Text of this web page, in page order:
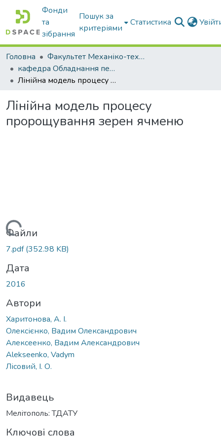
Фонди
та
зібрання
Пошук за
критеріями
Статистика
Головна
Факультет Механіко-технологічний
кафедра Обладнання переробних і харчових виробництв ім. професора Ф.Ю. Ялпачика
Лінійна модель процесу пророщування зерен ячменю
Лінійна модель процесу
пророщування зерен ячменю
Вантажиться...
Файли
7.pdf(352.98 KB)
Дата
2016
Автори
Харитонова, А. І.
Олексієнко, Вадим Олександрович
Алексеенко, Вадим Александрович
Alekseenko, Vadym
Лісовий, І. О.
Видавець
Мелітополь: ТДАТУ
Ключові слова